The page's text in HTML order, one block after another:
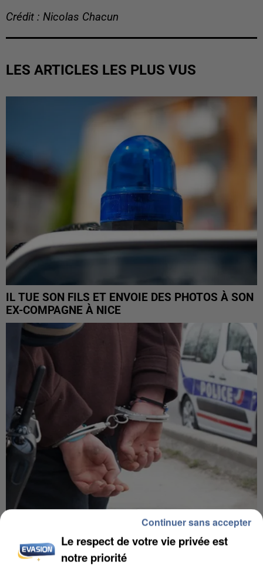
Crédit : Nicolas Chacun
LES ARTICLES LES PLUS VUS
IL TUE SON FILS ET ENVOIE DES PHOTOS À SON
EX-COMPAGNE À NICE
L’UN DES FONDATEURS SUPPOSÉS DE LA DZ
MAFIA INTERPELLÉ EN ALGÉRIE
Le respect de votre vie privée est
notre priorité
Continuer sans accepter